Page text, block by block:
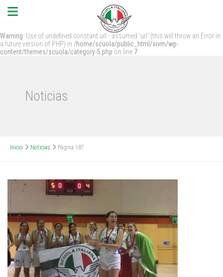
Warning: Use of undefined constant url - assumed 'url' (this will throw an Error in
a future version of PHP) in /home/scuola/public_html/sivm/wp-
content/themes/scuola/category-5.php on line 7
Noticias
Inicio Noticias Página 187